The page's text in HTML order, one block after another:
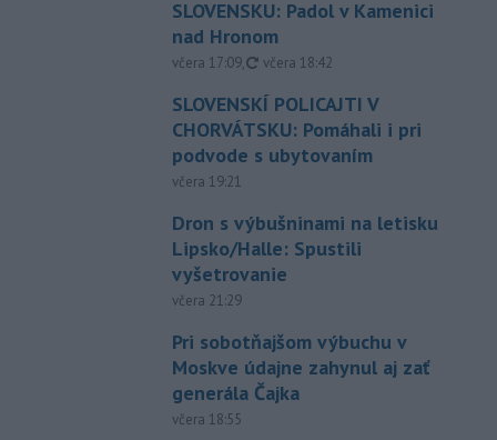
SLOVENSKU: Padol v Kamenici
nad Hronom
včera 17:09, aktualizované
včera 18:42
SLOVENSKÍ POLICAJTI V
CHORVÁTSKU: Pomáhali i pri
podvode s ubytovaním
včera 19:21
Dron s výbušninami na letisku
Lipsko/Halle: Spustili
vyšetrovanie
včera 21:29
Pri sobotňajšom výbuchu v
Moskve údajne zahynul aj zať
generála Čajka
včera 18:55